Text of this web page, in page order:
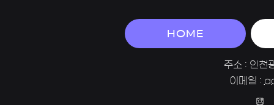
HOME
주소 : 인천
이메일 :